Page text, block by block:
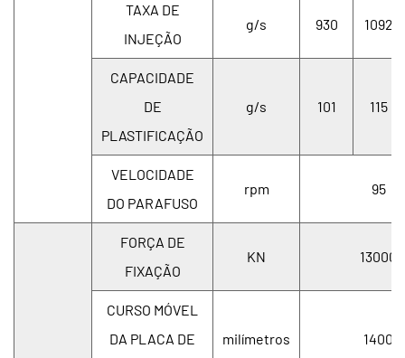
TAXA DE
INJEÇÃO
g/s 930 1092
CAPACIDADE
DE
PLASTIFICAÇÃO
g/s 101 115
VELOCIDADE
DO PARAFUSO
rpm 95
FORÇA DE
FIXAÇÃO
KN 13000
CURSO MÓVEL
DA PLACA DE
milímetros 1400